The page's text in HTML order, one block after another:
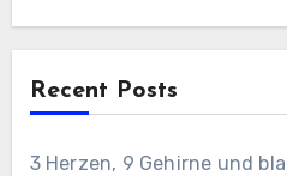
Recent Posts
3 Herzen, 9 Gehirne und